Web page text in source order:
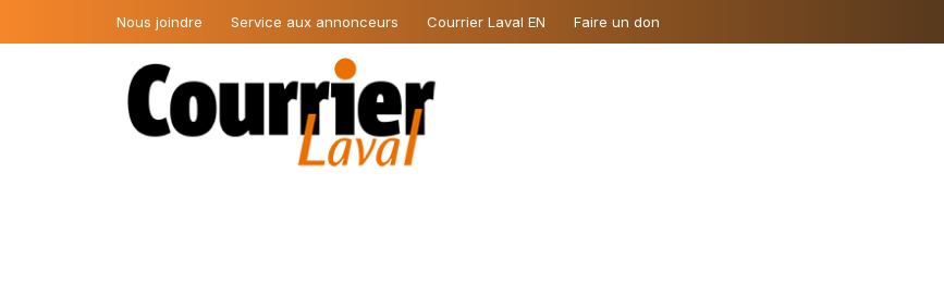
Nous joindre Service aux annonceurs Courrier Laval EN Faire un don